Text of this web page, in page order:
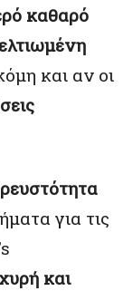
καθαρό
και αν οι
για τις
και